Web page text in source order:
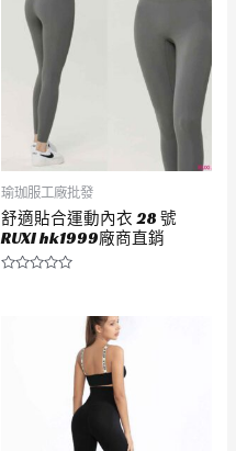
瑜珈服工廠批發
舒適貼合運動內衣 28 號
RUXI hk1999廠商直銷